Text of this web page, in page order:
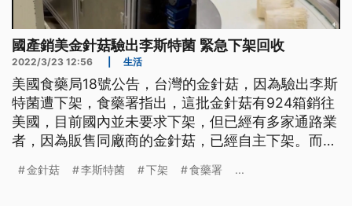
國產銷美金針菇驗出李斯特菌 緊急下架回收
2022/3/23 12:56 生活
美國食藥局18號公告，台灣的金針菇，因為驗出李斯
特菌遭下架，食藥署指出，這批金針菇有924箱銷往
美國，目前國內並未要求下架，但已經有多家通路業
者，因為販售同廠商的金針菇，已經自主下架。而學
但仍要避免處理過程中，汙染到其他生食。
金針菇 李斯特菌 下架 食藥署 ...